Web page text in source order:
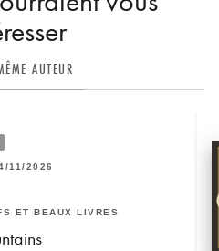
AUTEUR
11/2026
ET BEAUX LIVRES